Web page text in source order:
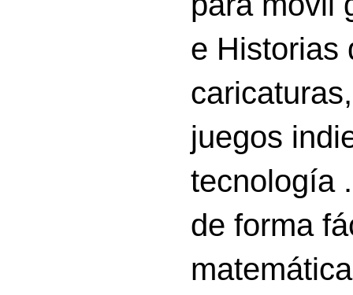
e Historias
juegos
tecnología
de forma